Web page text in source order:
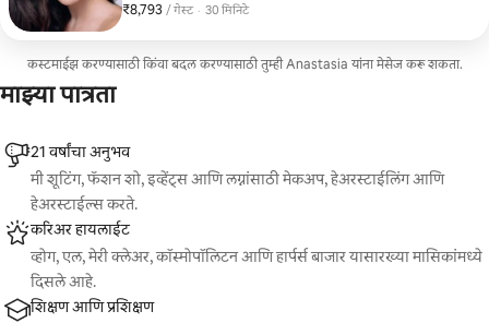
आकार देण्याचे काम दिवसभर एक गुळगुळीत, विशाल आणि उज्ज्वल
आणि नीटनेटके केस हवे आहेत त्यांच्यासाठी आहे.
₹8,793 / गेस्ट
₹8,793 प्रति गेस्ट
, · 30 मिनिटे
कस्टमाईझ करण्यासाठी किंवा बदल करण्यासाठी तुम्ही Anastasia यांना मेसेज करू शकता.
माझ्या पात्रता
21 वर्षांचा अनुभव
मी शूटिंग, फॅशन शो, इव्हेंट्स आणि लग्नांसाठी मेकअप, हेअरस्टाईलिंग आणि
हेअरस्टाईल्स करते.
करिअर हायलाईट
व्होग, एल, मेरी क्लेअर, कॉस्मोपॉलिटन आणि हार्पर्स बाजार यासारख्या मासिकांमध्ये
दिसले आहे.
शिक्षण आणि प्रशिक्षण